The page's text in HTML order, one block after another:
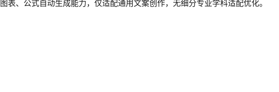
、公式自动生成能力，仅适配通用文案创作，无细分专业学科适配优化。